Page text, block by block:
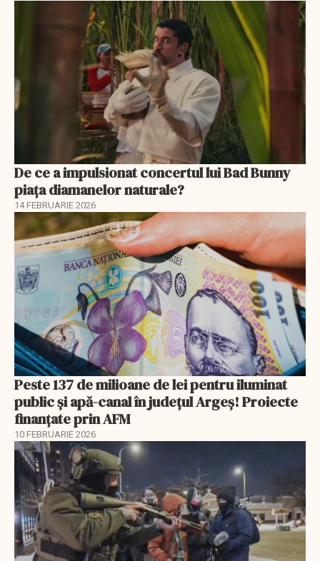
De ce a impulsionat concertul lui Bad Bunny
piața diamanelor naturale?
14 FEBRUARIE 2026
Peste 137 de milioane de lei pentru iluminat
public și apă-canal în județul Argeș! Proiecte
finanțate prin AFM
10 FEBRUARIE 2026